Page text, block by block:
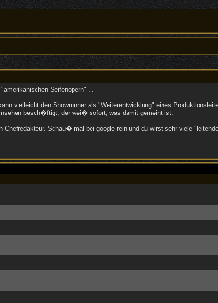
Seifenopern" ...
vielleicht den Showrunner als "Weiterentwicklung" eines
besch�ftigt, der wei� sofort, was damit gemeint ist.
Schau� mal bei google rein und du wirst sehr viele